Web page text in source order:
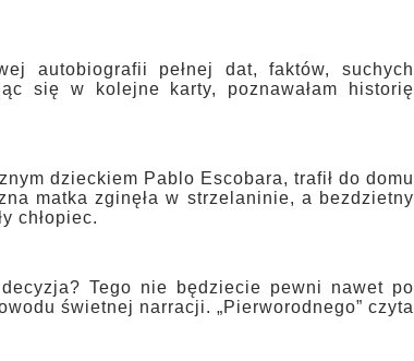
autobiografii pełnej dat, faktów, suchych
się w kolejne karty, poznawałam historię
dzieckiem Pablo Escobara, trafił do domu
matka zginęła w strzelaninie, a bezdzietny
chłopiec.
Tego nie będziecie pewni nawet po
świetnej narracji. „Pierworodnego” czyta